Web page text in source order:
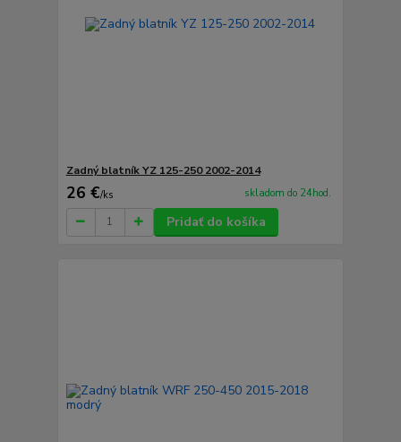
Zadný blatník YZ 125-250 2002-2014
26 €/ks skladom do 24hod.
Pridať do košíka